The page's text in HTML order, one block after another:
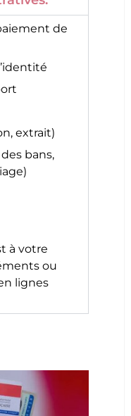
de
extrait)
bans,
à votre
ou
lignes